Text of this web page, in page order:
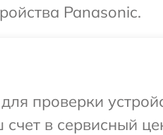
Panasonic.
проверки
в сервисный